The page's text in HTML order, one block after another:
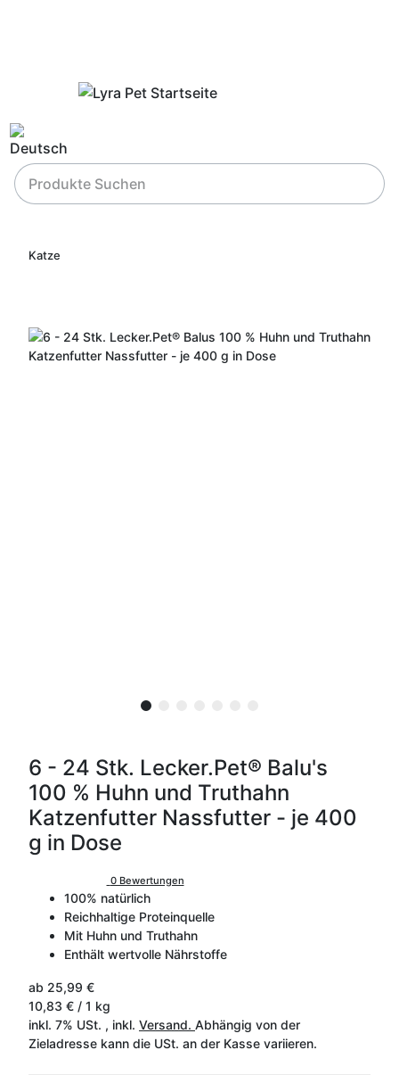
Katze
6 - 24 Stk. Lecker.Pet® Balu's
100 % Huhn und Truthahn
Katzenfutter Nassfutter - je 400
g in Dose
0 Bewertungen
100% natürlich
Reichhaltige Proteinquelle
Mit Huhn und Truthahn
Enthält wertvolle Nährstoffe
ab 25,99 €
10,83 € / 1 kg
inkl. 7% USt. , inkl. Versand. Abhängig von der
Zieladresse kann die USt. an der Kasse variieren.